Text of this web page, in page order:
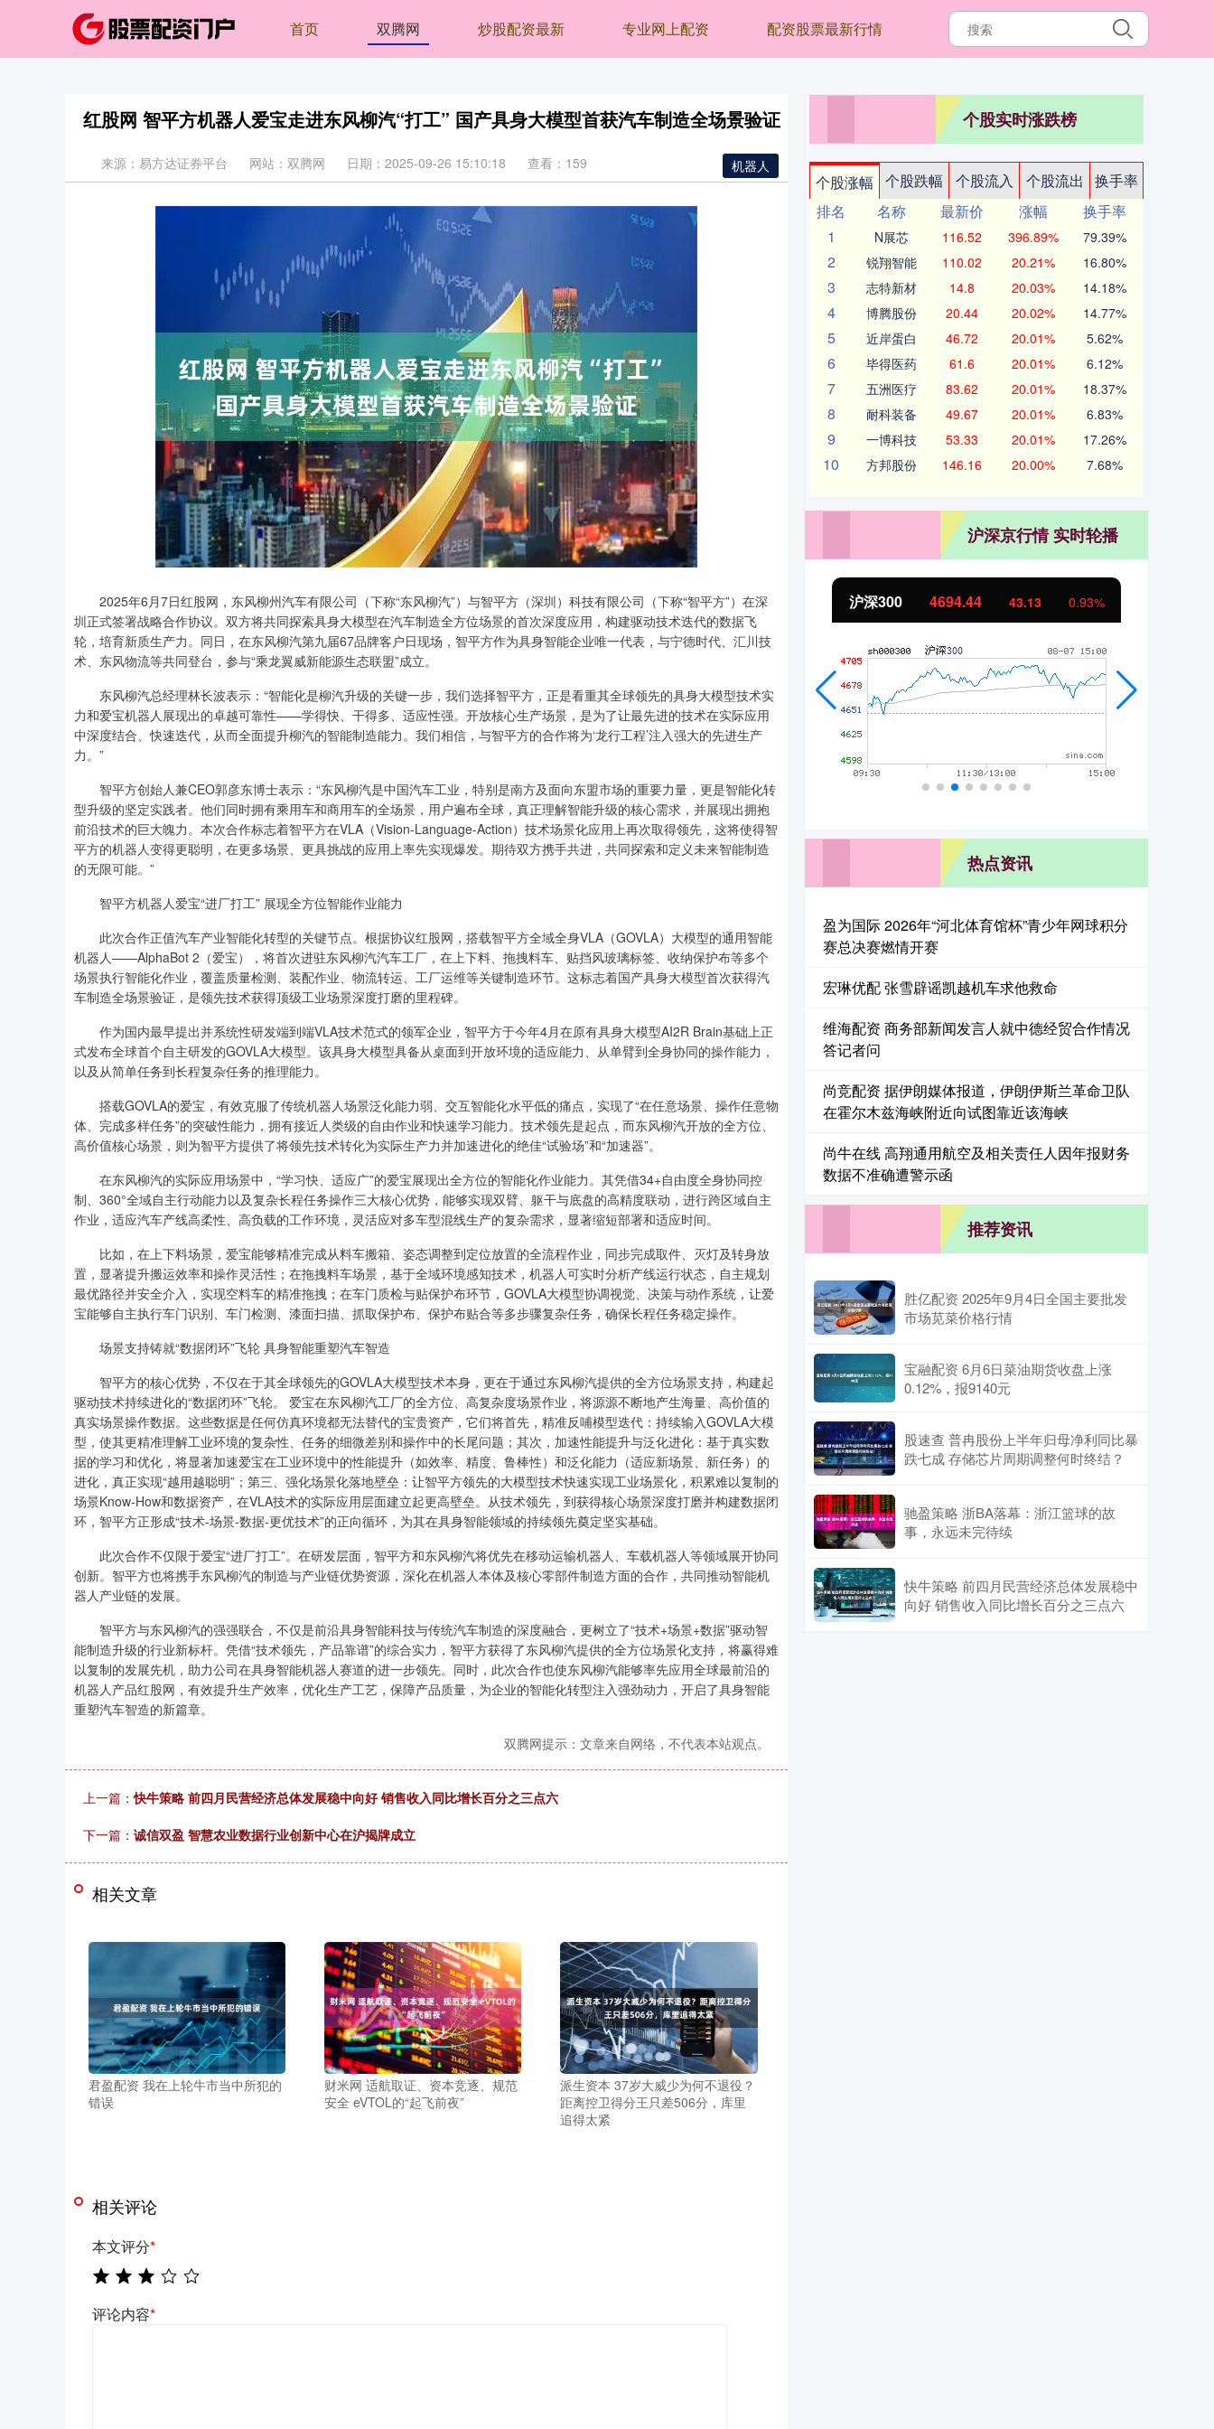
首页 双腾网 炒股配资最新 专业网上配资 配资股票最新行情
红股网 智平方机器人爱宝走进东风柳汽“打工” 国产具身大模型首获汽车制造全场景验证
机器人
来源：易方达证券平台 网站：双腾网 日期：2025-09-26 15:10:18 查看：159
2025年6月7日红股网，东风柳州汽车有限公司（下称“东风柳汽”）与智平方（深圳）科技有限公司（下称“智平方”）在深
圳正式签署战略合作协议。双方将共同探索具身大模型在汽车制造全方位场景的首次深度应用，构建驱动技术迭代的数据飞
轮，培育新质生产力。同日，在东风柳汽第九届67品牌客户日现场，智平方作为具身智能企业唯一代表，与宁德时代、汇川技
术、东风物流等共同登台，参与“乘龙翼威新能源生态联盟”成立。
东风柳汽总经理林长波表示：“智能化是柳汽升级的关键一步，我们选择智平方，正是看重其全球领先的具身大模型技术实
力和爱宝机器人展现出的卓越可靠性——学得快、干得多、适应性强。开放核心生产场景，是为了让最先进的技术在实际应用
中深度结合、快速迭代，从而全面提升柳汽的智能制造能力。我们相信，与智平方的合作将为‘龙行工程’注入强大的先进生产
力。”
智平方创始人兼CEO郭彦东博士表示：“东风柳汽是中国汽车工业，特别是南方及面向东盟市场的重要力量，更是智能化转
型升级的坚定实践者。他们同时拥有乘用车和商用车的全场景，用户遍布全球，真正理解智能升级的核心需求，并展现出拥抱
前沿技术的巨大魄力。本次合作标志着智平方在VLA（Vision-Language-Action）技术场景化应用上再次取得领先，这将使得智
平方的机器人变得更聪明，在更多场景、更具挑战的应用上率先实现爆发。期待双方携手共进，共同探索和定义未来智能制造
的无限可能。”
智平方机器人爱宝“进厂打工” 展现全方位智能作业能力
此次合作正值汽车产业智能化转型的关键节点。根据协议红股网，搭载智平方全域全身VLA（GOVLA）大模型的通用智能
机器人——AlphaBot 2（爱宝），将首次进驻东风柳汽汽车工厂，在上下料、拖拽料车、贴挡风玻璃标签、收纳保护布等多个
场景执行智能化作业，覆盖质量检测、装配作业、物流转运、工厂运维等关键制造环节。这标志着国产具身大模型首次获得汽
车制造全场景验证，是领先技术获得顶级工业场景深度打磨的里程碑。
作为国内最早提出并系统性研发端到端VLA技术范式的领军企业，智平方于今年4月在原有具身大模型AI2R Brain基础上正
式发布全球首个自主研发的GOVLA大模型。该具身大模型具备从桌面到开放环境的适应能力、从单臂到全身协同的操作能力，
以及从简单任务到长程复杂任务的推理能力。
搭载GOVLA的爱宝，有效克服了传统机器人场景泛化能力弱、交互智能化水平低的痛点，实现了“在任意场景、操作任意物
体、完成多样任务”的突破性能力，拥有接近人类级的自由作业和快速学习能力。技术领先是起点，而东风柳汽开放的全方位、
高价值核心场景，则为智平方提供了将领先技术转化为实际生产力并加速进化的绝佳“试验场”和“加速器”。
在东风柳汽的实际应用场景中，“学习快、适应广”的爱宝展现出全方位的智能化作业能力。其凭借34+自由度全身协同控
制、360°全域自主行动能力以及复杂长程任务操作三大核心优势，能够实现双臂、躯干与底盘的高精度联动，进行跨区域自主
作业，适应汽车产线高柔性、高负载的工作环境，灵活应对多车型混线生产的复杂需求，显著缩短部署和适应时间。
比如，在上下料场景，爱宝能够精准完成从料车搬箱、姿态调整到定位放置的全流程作业，同步完成取件、灭灯及转身放
置，显著提升搬运效率和操作灵活性；在拖拽料车场景，基于全域环境感知技术，机器人可实时分析产线运行状态，自主规划
最优路径并安全介入，实现空料车的精准拖拽；在车门质检与贴保护布环节，GOVLA大模型协调视觉、决策与动作系统，让爱
宝能够自主执行车门识别、车门检测、漆面扫描、抓取保护布、保护布贴合等多步骤复杂任务，确保长程任务稳定操作。
场景支持铸就“数据闭环”飞轮 具身智能重塑汽车智造
智平方的核心优势，不仅在于其全球领先的GOVLA大模型技术本身，更在于通过东风柳汽提供的全方位场景支持，构建起
驱动技术持续进化的“数据闭环”飞轮。 爱宝在东风柳汽工厂的全方位、高复杂度场景作业，将源源不断地产生海量、高价值的
真实场景操作数据。这些数据是任何仿真环境都无法替代的宝贵资产，它们将首先，精准反哺模型迭代：持续输入GOVLA大模
型，使其更精准理解工业环境的复杂性、任务的细微差别和操作中的长尾问题；其次，加速性能提升与泛化进化：基于真实数
据的学习和优化，将显著加速爱宝在工业环境中的性能提升（如效率、精度、鲁棒性）和泛化能力（适应新场景、新任务）的
进化，真正实现“越用越聪明”；第三、强化场景化落地壁垒：让智平方领先的大模型技术快速实现工业场景化，积累难以复制的
场景Know-How和数据资产，在VLA技术的实际应用层面建立起更高壁垒。从技术领先，到获得核心场景深度打磨并构建数据闭
环，智平方正形成“技术-场景-数据-更优技术”的正向循环，为其在具身智能领域的持续领先奠定坚实基础。
此次合作不仅限于爱宝“进厂打工”。在研发层面，智平方和东风柳汽将优先在移动运输机器人、车载机器人等领域展开协同
创新。智平方也将携手东风柳汽的制造与产业链优势资源，深化在机器人本体及核心零部件制造方面的合作，共同推动智能机
器人产业链的发展。
智平方与东风柳汽的强强联合，不仅是前沿具身智能科技与传统汽车制造的深度融合，更树立了“技术+场景+数据”驱动智
能制造升级的行业新标杆。凭借“技术领先，产品靠谱”的综合实力，智平方获得了东风柳汽提供的全方位场景化支持，将赢得难
以复制的发展先机，助力公司在具身智能机器人赛道的进一步领先。同时，此次合作也使东风柳汽能够率先应用全球最前沿的
机器人产品红股网，有效提升生产效率，优化生产工艺，保障产品质量，为企业的智能化转型注入强劲动力，开启了具身智能
重塑汽车智造的新篇章。
双腾网提示：文章来自网络，不代表本站观点。
上一篇：快牛策略 前四月民营经济总体发展稳中向好 销售收入同比增长百分之三点六
下一篇： 诚信双盈 智慧农业数据行业创新中心在沪揭牌成立
相关文章
君盈配资 我在上轮牛市当中所犯的
错误
财米网 适航取证、资本竞逐、规范
安全 eVTOL的“起飞前夜”
派生资本 37岁大威少为何不退役？
距离控卫得分王只差506分，库里
追得太紧
相关评论
本文评分*
评论内容*
个股实时涨跌榜
个股涨幅 个股跌幅 个股流入 个股流出
换手率
排名
名称 最新价 涨幅
换手率
1
N展芯 116.52 396.89% 79.39%
2 锐翔智能 110.02 20.21% 16.80%
3 志特新材 14.8 20.03% 14.18%
4 博腾股份 20.44 20.02% 14.77%
5 近岸蛋白 46.72 20.01% 5.62%
6 毕得医药 61.6 20.01% 6.12%
7 五洲医疗 83.62 20.01% 18.37%
8 耐科装备 49.67 20.01% 6.83%
9 一博科技 53.33 20.01% 17.26%
10 方邦股份 146.16 20.00% 7.68%
沪深京行情 实时轮播
上证指数 3940.04 39.68 1.02% 深证成指 14311.01 200.89 1.42% 沪深300 4694.44 43.13 0.93%
热点资讯
盈为国际 2026年“河北体育馆杯”青少年网球积分
赛总决赛燃情开赛
宏琳优配 张雪辟谣凯越机车求他救命
维海配资 商务部新闻发言人就中德经贸合作情况
答记者问
尚竞配资 据伊朗媒体报道，伊朗伊斯兰革命卫队
在霍尔木兹海峡附近向试图靠近该海峡
尚牛在线 高翔通用航空及相关责任人因年报财务
数据不准确遭警示函
推荐资讯
胜亿配资 2025年9月4日全国主要批发
市场苋菜价格行情
宝融配资 6月6日菜油期货收盘上涨
0.12%，报9140元
股速查 普冉股份上半年归母净利同比暴
跌七成 存储芯片周期调整何时终结？
驰盈策略 浙BA落幕：浙江篮球的故
事，永远未完待续
快牛策略 前四月民营经济总体发展稳中
向好 销售收入同比增长百分之三点六